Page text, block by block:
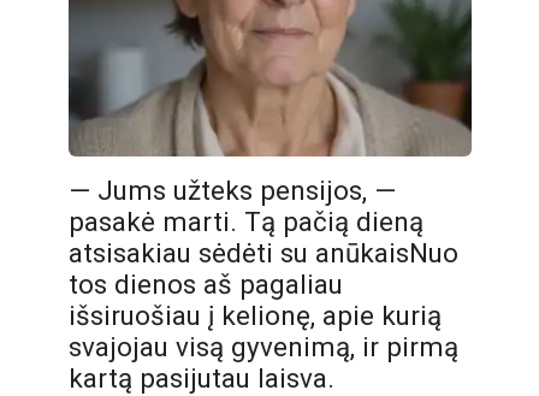
— Jums užteks pensijos, —
pasakė marti. Tą pačią dieną
atsisakiau sėdėti su anūkaisNuo
tos dienos aš pagaliau
išsiruošiau į kelionę, apie kurią
svajojau visą gyvenimą, ir pirmą
kartą pasijutau laisva.